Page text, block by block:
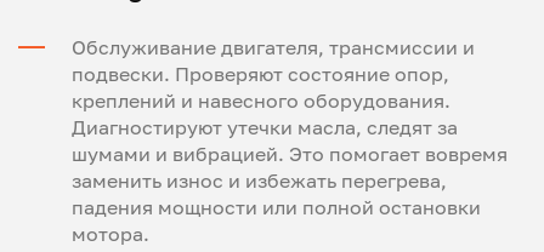
Обслуживание двигателя, трансмиссии и
подвески. Проверяют состояние опор,
креплений и навесного оборудования.
Диагностируют утечки масла, следят за
шумами и вибрацией. Это помогает вовремя
заменить износ и избежать перегрева,
падения мощности или полной остановки
мотора.